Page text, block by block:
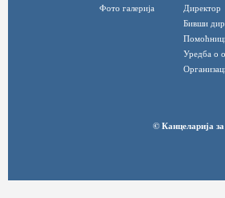
Фото галерија
Директор
Бивши
Уредба о
© Канцеларија